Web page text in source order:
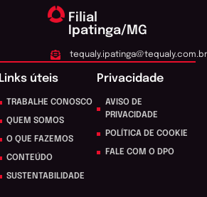
Filial
Ipatinga/MG
tequaly.ipatinga@tequaly.com.br
Links úteis
TRABALHE CONOSCO
QUEM SOMOS
O QUE FAZEMOS
CONTEÚDO
SUSTENTABILIDADE
Privacidade
AVISO DE
PRIVACIDADE
POLÍTICA DE COOKIE
FALE COM O DPO